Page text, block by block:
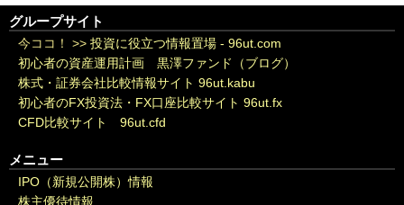
グループサイト
今ココ！ >> 投資に役立つ情報置場 - 96ut.com
初心者の資産運用計画 黒澤ファンド（ブログ）
株式・証券会社比較情報サイト 96ut.kabu
初心者のFX投資法・FX口座比較サイト 96ut.fx
CFD比較サイト 96ut.cfd
メニュー
IPO（新規公開株）情報
株主優待情報